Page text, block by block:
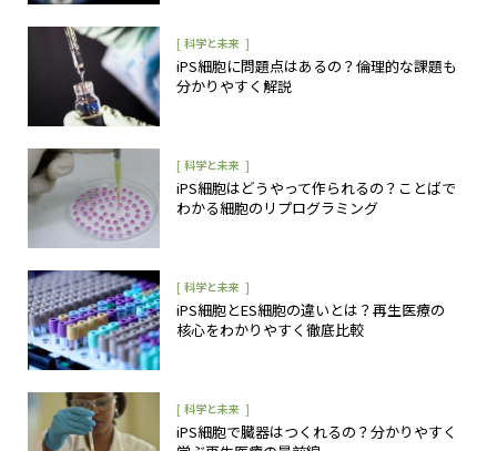
[ 科学と未来 ]
iPS細胞に問題点はあるの？倫理的な課題も
分かりやすく解説
[ 科学と未来 ]
iPS細胞はどうやって作られるの？ことばで
わかる細胞のリプログラミング
[ 科学と未来 ]
iPS細胞とES細胞の違いとは？再生医療の
核心をわかりやすく徹底比較
[ 科学と未来 ]
iPS細胞で臓器はつくれるの？分かりやすく